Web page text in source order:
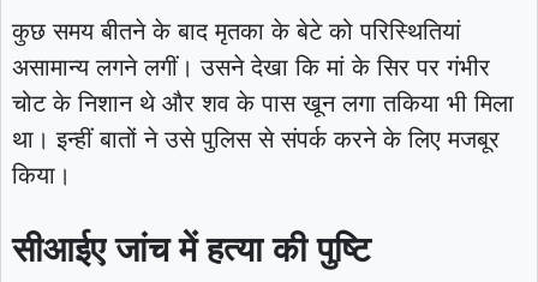
कुछ समय बीतने के बाद मृतका के बेटे को परिस्थितियां
असामान्य लगने लगीं। उसने देखा कि मां के सिर पर गंभीर
चोट के निशान थे और शव के पास खून लगा तकिया भी मिला
था। इन्हीं बातों ने उसे पुलिस से संपर्क करने के लिए मजबूर
किया।
सीआईए जांच में हत्या की पुष्टि